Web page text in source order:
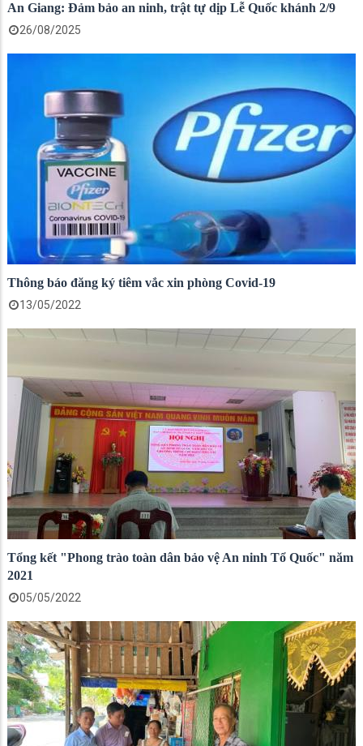
An Giang: Đảm bảo an ninh, trật tự dịp Lễ Quốc khánh 2/9
26/08/2025
Thông báo đăng ký tiêm vắc xin phòng Covid-19
13/05/2022
Tổng kết "Phong trào toàn dân bảo vệ An ninh Tổ Quốc" năm
2021
05/05/2022